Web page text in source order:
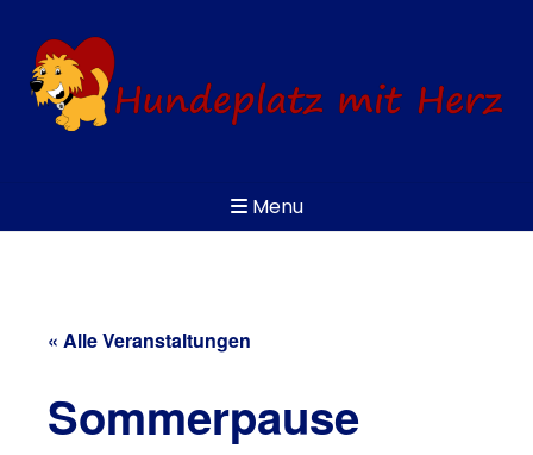
content
Menu
« Alle Veranstaltungen
Sommerpause